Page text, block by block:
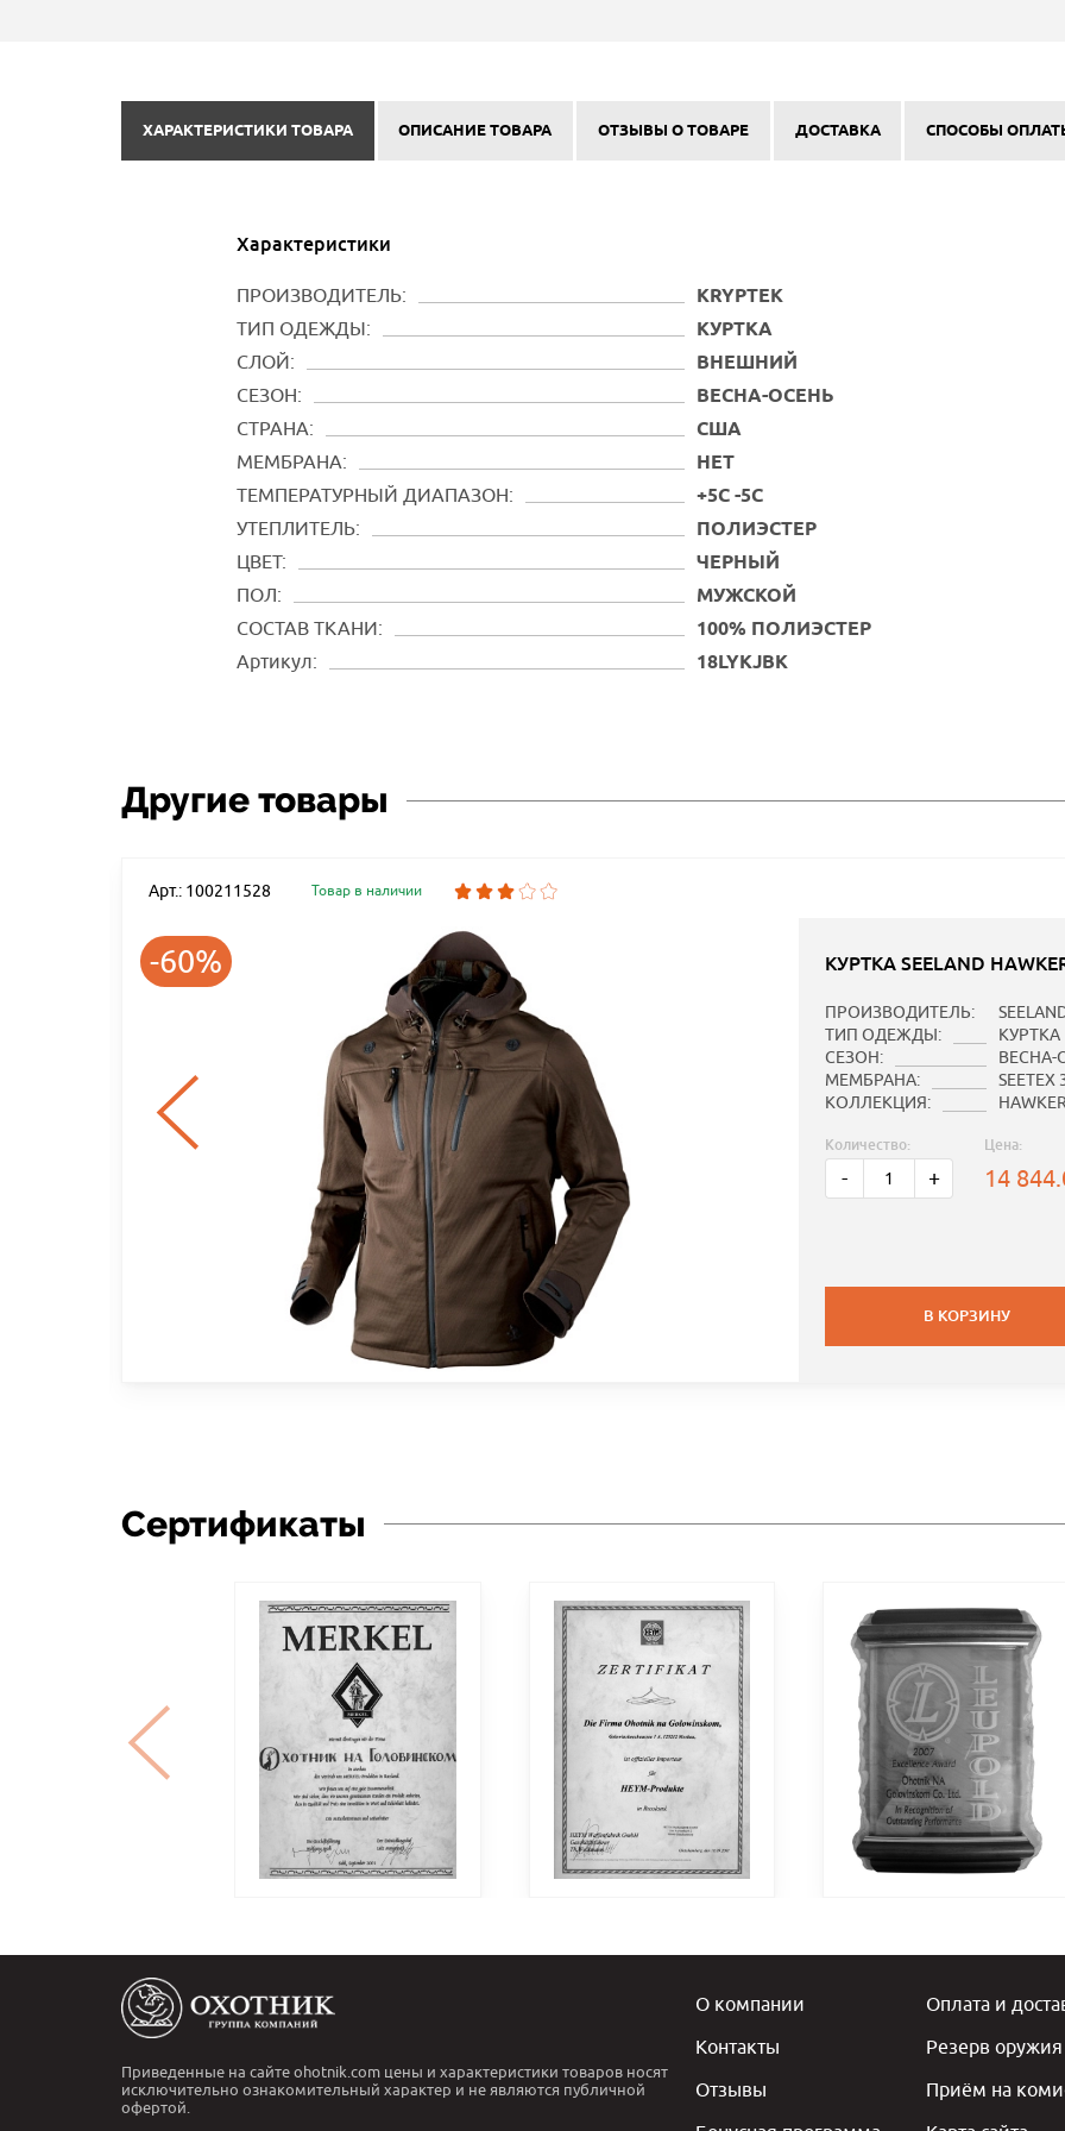
ХАРАКТЕРИСТИКИ ТОВАРА ОПИСАНИЕ ТОВАРА ОТЗЫВЫ О ТОВАРЕ ДОСТАВКА СПОСОБЫ
Характеристики
ПРОИЗВОДИТЕЛЬ: KRYPTEK
ТИП ОДЕЖДЫ: КУРТКА
СЛОЙ: ВНЕШНИЙ
СЕЗОН: ВЕСНА-ОСЕНЬ
СТРАНА: США
МЕМБРАНА: НЕТ
ТЕМПЕРАТУРНЫЙ ДИАПАЗОН: +5С -5С
УТЕПЛИТЕЛЬ: ПОЛИЭСТЕР
ЦВЕТ: ЧЕРНЫЙ
ПОЛ: МУЖСКОЙ
СОСТАВ ТКАНИ: 100% ПОЛИЭСТЕР
Артикул: 18LYKJBK
Другие товары
Арт.: 100211528 Товар в наличии
-60% КУРТКА SEELAND
ПРОИЗВОДИТЕЛЬ:
ТИП ОДЕЖДЫ:
КУРТКА
СЕЗОН:
ВЕСНА-
МЕМБРАНА:
SEETEX
КОЛЛЕКЦИЯ:
Количество:
- +
Цена:
14
В КОРЗИНУ
Сертификаты
Приведенные на сайте ohotnik.com цены и характеристики товаров носят
исключительно ознакомительный характер и не являются публичной
офертой.
О компании
Контакты
Отзывы
Оплата и
Резерв оружия
Приём на